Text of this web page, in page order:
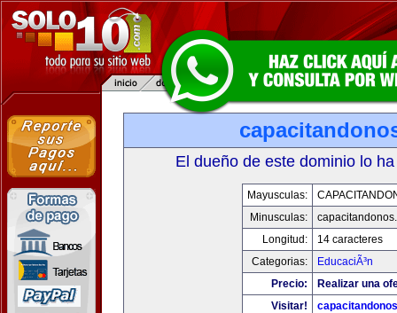
El dueño de este dominio lo
Mayusculas:
Minusculas:
Longitud:
14 caracteres
Categorias:
EducaciÃ³n
Precio:
Realizar una
Visitar!